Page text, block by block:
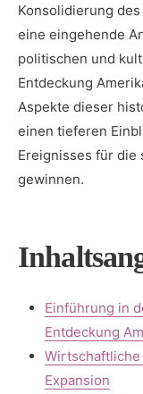
Konsolidierung
eine eingehende
politischen und
Entdeckung
Aspekte dieser
einen tieferen
Ereignisses ‌für⁢ die
gewinnen.
Einführung in
Entdeckung
‌Expansion